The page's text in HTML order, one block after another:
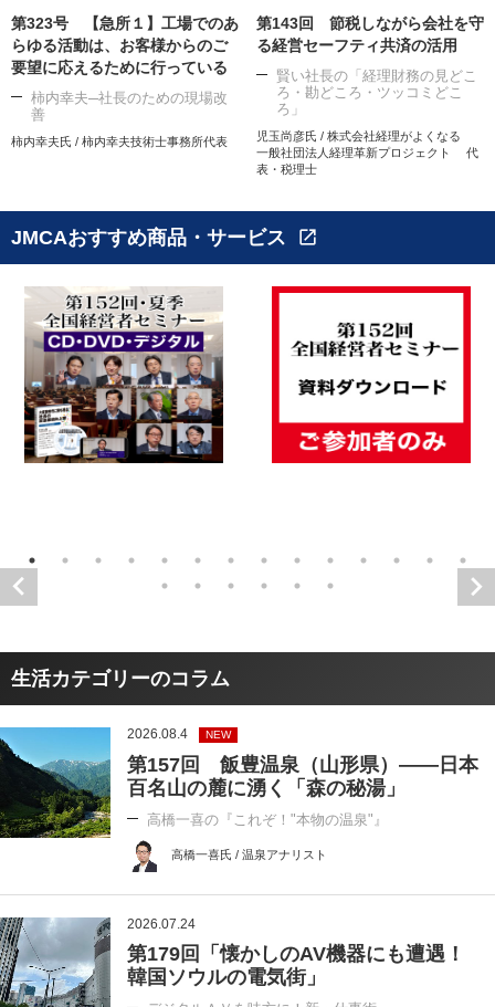
第323号 【急所１】工場でのあ
らゆる活動は、お客様からのご
要望に応えるために行っている
柿内幸夫─社長のための現場改
善
柿内幸夫氏 / 柿内幸夫技術士事務所代表
第143回 節税しながら会社を守
る経営セーフティ共済の活用
賢い社長の「経理財務の見どこ
ろ・勘どころ・ツッコミどこ
ろ」
児玉尚彦氏 / 株式会社経理がよくなる
一般社団法人経理革新プロジェクト 代
表・税理士
JMCAおすすめ商品・サービス open_in_new
生活カテゴリーのコラム
2026.08.4 NEW
第157回 飯豊温泉（山形県）――日本
百名山の麓に湧く「森の秘湯」
高橋一喜の『これぞ！"本物の温泉"』
高橋一喜氏 / 温泉アナリスト
2026.07.24
第179回「懐かしのAV機器にも遭遇！
韓国ソウルの電気街」